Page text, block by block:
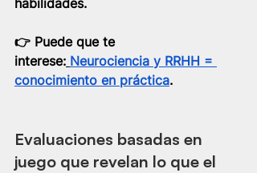
habilidades.
👉​ Puede que te
interese: Neurociencia y RRHH =
conocimiento en práctica.
Evaluaciones basadas en
juego que revelan lo que el